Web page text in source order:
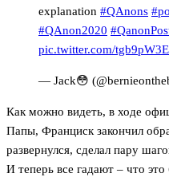
explanation #QAnons
#QAnon2020
pic.twitter.com/
— Jack😳
Как можно видеть, в ходе
Папы, Франциск закончил
развернулся, сделал пару
И теперь все гадают – что это